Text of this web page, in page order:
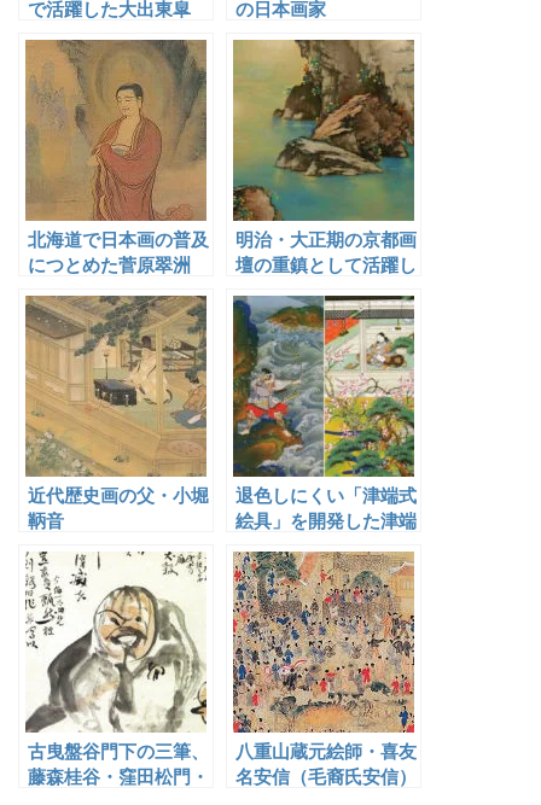
で活躍した大出東皐
の日本画家
北海道で日本画の普及
につとめた菅原翠洲
明治・大正期の京都画
壇の重鎮として活躍し
た山元春挙
近代歴史画の父・小堀
鞆音
退色しにくい「津端式
絵具」を開発した津端
道彦
古曳盤谷門下の三筆、
藤森桂谷・窪田松門・
八重山蔵元絵師・喜友
名安信（毛裔氏安信）